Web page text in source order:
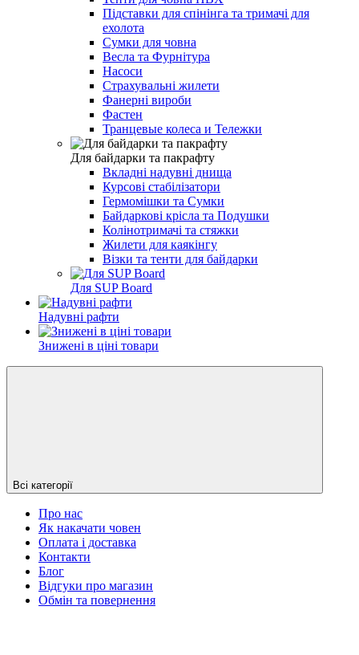
Підставки для спінінга та тримачі для
ехолота
Сумки для човна
Весла та Фурнітура
Насоси
Страхувальні жилети
Фанерні вироби
Фастен
Транцевые колеса и Тележки
Для байдарки та пакрафту
Вкладні надувні днища
Курсові стабілізатори
Гермомішки та Сумки
Байдаркові крісла та Подушки
Колінотримачі та стяжки
Жилети для каякінгу
Візки та тенти для байдарки
Для SUP Board
Надувні рафти
Знижені в ціні товари
Всі категорії
Про нас
Як накачати човен
Оплата і доставка
Контакти
Блог
Відгуки про магазин
Обмін та повернення